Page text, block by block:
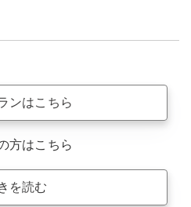
ンはこちら
方はこちら
を読む